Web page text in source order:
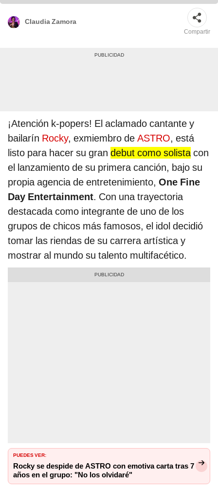
Claudia Zamora
Compartir
¡Atención k-popers! El aclamado cantante y
bailarín Rocky, exmiembro de ASTRO, está
listo para hacer su gran debut como solistacon
el lanzamiento de su primera canción, bajo su
propia agencia de entretenimiento, One Fine
Day Entertainment. Con una trayectoria
destacada como integrante de uno de los
grupos de chicos más famosos, el idol decidió
tomar las riendas de su carrera artística y
mostrar al mundo su talento multifacético.
PUEDES VER:
Rocky se despide de ASTRO con emotiva carta tras 7
años en el grupo: "No los olvidaré"